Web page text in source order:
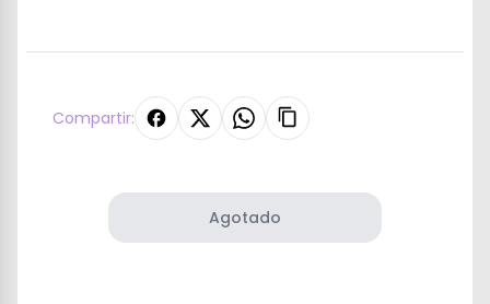
Compartir:
Agotado